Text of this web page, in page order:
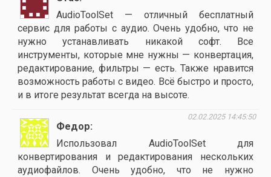
AudioToolSet — отличный бесплатный
сервис для работы с аудио. Очень удобно, что не
нужно устанавливать никакой софт. Все
инструменты, которые мне нужны — конвертация,
редактирование, фильтры — есть. Также нравится
возможность работы с видео. Всё быстро и просто,
и в итоге результат всегда на высоте.
Федор
02.02.2025 14:45:50
Использовал AudioToolSet для
конвертирования и редактирования нескольких
аудиофайлов. Очень удобно, что не нужно